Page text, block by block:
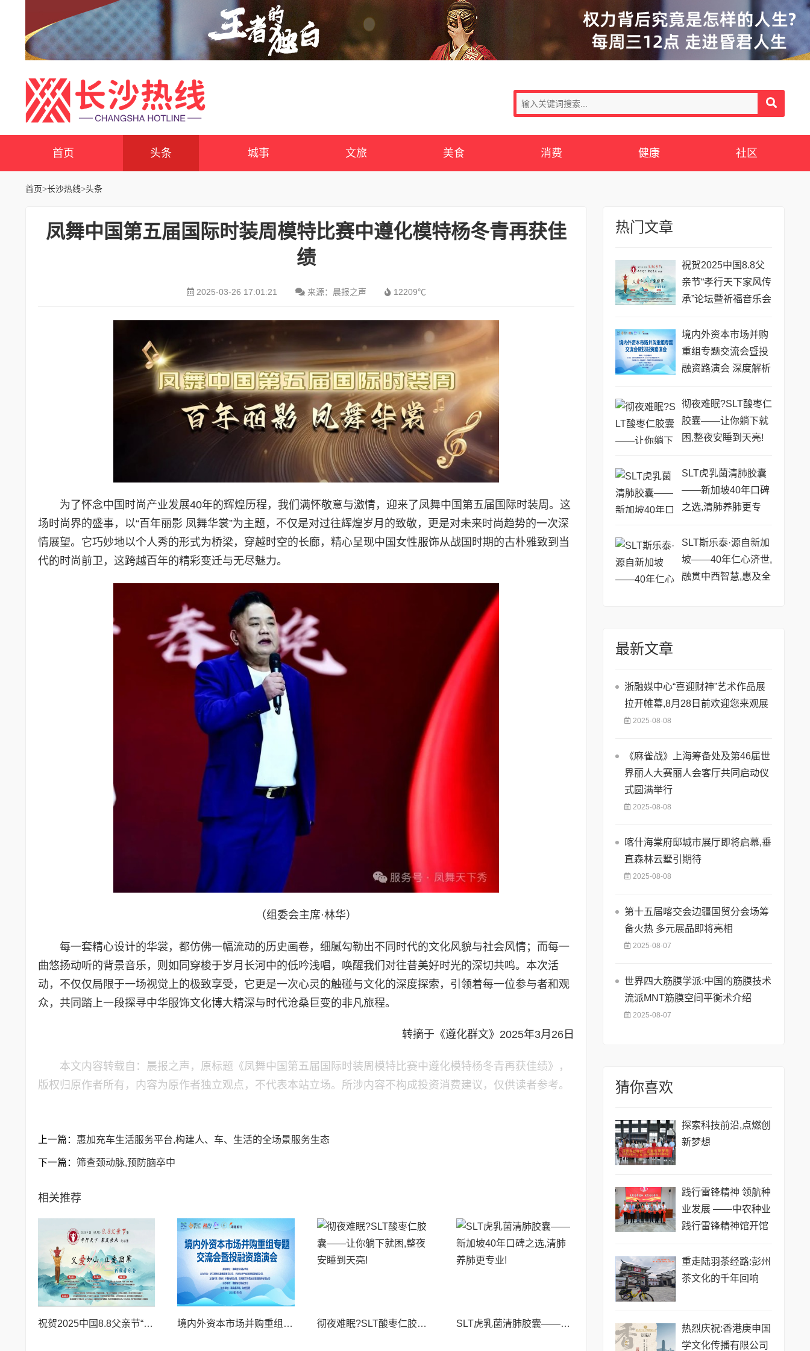
首页 头条 城事 文旅 美食 消费 健康 社区
首页>长沙热线>头条
凤舞中国第五届国际时装周模特比赛中遵化模特杨冬青再获佳
绩
2025-03-26 17:01:21 来源：晨报之声 12209℃
为了怀念中国时尚产业发展40年的辉煌历程，我们满怀敬意与激情，迎来了凤舞中国第五届国际时装周。这
场时尚界的盛事，以“百年丽影 凤舞华裳”为主题，不仅是对过往辉煌岁月的致敬，更是对未来时尚趋势的一次深
情展望。它巧妙地以个人秀的形式为桥梁，穿越时空的长廊，精心呈现中国女性服饰从战国时期的古朴雅致到当
代的时尚前卫，这跨越百年的精彩变迁与无尽魅力。
（组委会主席·林华）
每一套精心设计的华裳，都仿佛一幅流动的历史画卷，细腻勾勒出不同时代的文化风貌与社会风情；而每一
曲悠扬动听的背景音乐，则如同穿梭于岁月长河中的低吟浅唱，唤醒我们对往昔美好时光的深切共鸣。本次活
动，不仅仅局限于一场视觉上的极致享受，它更是一次心灵的触碰与文化的深度探索，引领着每一位参与者和观
众，共同踏上一段探寻中华服饰文化博大精深与时代沧桑巨变的非凡旅程。
转摘于《遵化群文》2025年3月26日
本文内容转载自：晨报之声，原标题《凤舞中国第五届国际时装周模特比赛中遵化模特杨冬青再获佳绩》，
版权归原作者所有，内容为原作者独立观点，不代表本站立场。所涉内容不构成投资消费建议，仅供读者参考。
上一篇： 惠加充车生活服务平台,构建人、车、生活的全场景服务生态
下一篇： 筛查颈动脉,预防脑卒中
相关推荐
祝贺2025中国8.8父亲节“孝行天下家风传承”论坛暨祈福音乐会圆满成功 境内外资本市场并购重组专题交流会暨投融资路演会 深度解析驱动企业资本战略升级 彻夜难眠?SLT酸枣仁胶囊——让你躺下就困,整夜安睡到天亮! SLT虎乳菌清肺胶囊——新加坡40年口碑之选,清肺养肺更专业!
热门文章
祝贺2025中国8.8父
亲节“孝行天下家风传
承”论坛暨祈福音乐会
境内外资本市场并购
重组专题交流会暨投
融资路演会 深度解析
级
彻夜难眠?SLT酸枣仁
胶囊——让你躺下就
困,整夜安睡到天亮!
SLT虎乳菌清肺胶囊
——新加坡40年口碑
之选,清肺养肺更专
SLT斯乐泰·源自新加
坡——40年仁心济世,
融贯中西智慧,惠及全
最新文章
浙融媒中心“喜迎财神”艺术作品展
拉开帷幕,8月28日前欢迎您来观展
2025-08-08
《麻雀战》上海筹备处及第46届世
界丽人大赛丽人会客厅共同启动仪
式圆满举行
2025-08-08
喀什海棠府邸城市展厅即将启幕,垂
直森林云墅引期待
2025-08-08
第十五届喀交会边疆国贸分会场筹
备火热 多元展品即将亮相
2025-08-07
世界四大筋膜学派:中国的筋膜技术
流派MNT筋膜空间平衡术介绍
2025-08-07
猜你喜欢
探索科技前沿,点燃创
新梦想
践行雷锋精神 领航种
业发展 ——中农种业
践行雷锋精神馆开馆
重走陆羽茶经路:彭州
茶文化的千年回响
热烈庆祝:香港庚申国
学文化传播有限公司